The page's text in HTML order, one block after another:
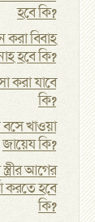
হবে কি?
করা বিবাহ
হবে কি?
করা যাবে
কি?
বসে খাওয়া
জায়েয কি?
আগের
করতে হবে
কি?